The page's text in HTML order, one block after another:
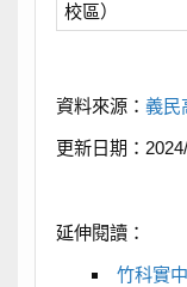
校區）
資料來源： 義民
更新日期：
延伸閱讀：
竹科實